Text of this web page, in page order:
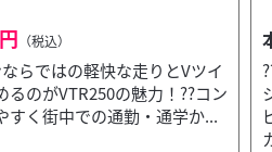
（税込）
ジンとゆったりとしたポジ
ろん休日のツーリングにも
はの気軽さに加えてハンター